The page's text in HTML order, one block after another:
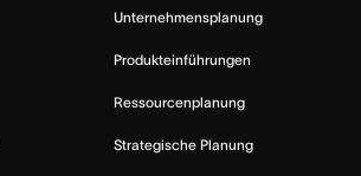
Unternehmensplanung
Produkteinführungen
Ressourcenplanung
Strategische Planung